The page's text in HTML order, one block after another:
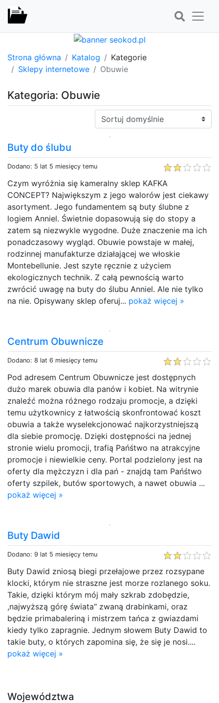
Strona główna Katalog
Kategorie
Sklepy internetowe
Obuwie
Kategoria: Obuwie
Sortuj:
Buty do ślubu
Dodano: 5 lat 5 miesięcy temu
Czym wyróżnia się kameralny sklep KAFKA
CONCEPT? Największym z jego walorów jest ciekawy
asortyment. Jego fundamentem są buty ślubne z
logiem Anniel. Świetnie dopasowują się do stopy a
zatem są niezwykle wygodne. Duże znaczenie ma ich
ponadczasowy wygląd. Obuwie powstaje w małej,
rodzinnej manufakturze działającej we włoskie
Montebellunie. Jest szyte ręcznie z użyciem
ekologicznych technik. Z całą pewnością warto
zwrócić uwagę na buty do ślubu Anniel. Ale nie tylko
na nie. Opisywany sklep oferuj... pokaż więcej »
Centrum Obuwnicze
Dodano: 8 lat 6 miesięcy temu
Pod adresem Centrum Obuwnicze jest dostępnych
dużo marek obuwia dla panów i kobiet. Na witrynie
znaleźć można różnego rodzaju promocje, a dzięki
temu użytkownicy z łatwością skonfrontować koszt
obuwia a także wyselekcjonować najkorzystniejszą
dla siebie promocję. Dzięki dostępności na jednej
stronie wielu promocji, trafią Pańśtwo na atrakcyjne
promocje i niewielkie ceny. Portal podzielony jest na
oferty dla mężczyzn i dla pań - znajdą tam Pańśtwo
oferty szpilek, butów sportowych, a nawet obuwia ...
pokaż więcej »
Buty Dawid
Dodano: 9 lat 5 miesięcy temu
Buty Dawid zniosą biegi przełajowe przez rozsypane
klocki, którym nie straszne jest morze rozlanego soku.
Takie, dzięki którym mój mały szkrab zdobędzie,
,najwyższą górę świata" zwaną drabinkami, oraz
będzie primabaleriną i mistrzem tańca z gwiazdami
kiedy tylko zapragnie. Jednym słowem Buty Dawid to
takie buty, o których zapomina się, że się je nosi....
pokaż więcej »
Województwa